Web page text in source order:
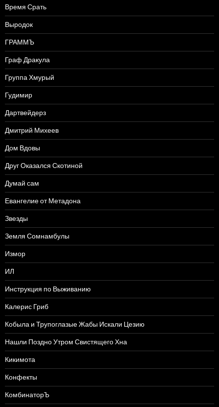
Время Срать
Выродок
ГРАММЪ
Граф Дракула
Группа Хмурый
Гудимир
Дартвейдерз
Дмитрий Михеев
Дом Вдовы
Друг Оказался Скотиной
Думай сам
Евангелие от Метадона
Звезды
Земля Сомнамбулы
Измор
ИЛ
Инструкция по Выживанию
Калерис Гриб
Кобыла и Трупоглазые Жабы Искали Цезию
Нашли Поздно Утром Свистящего Хна
Кикимота
Конфекты
КомбинаторЪ